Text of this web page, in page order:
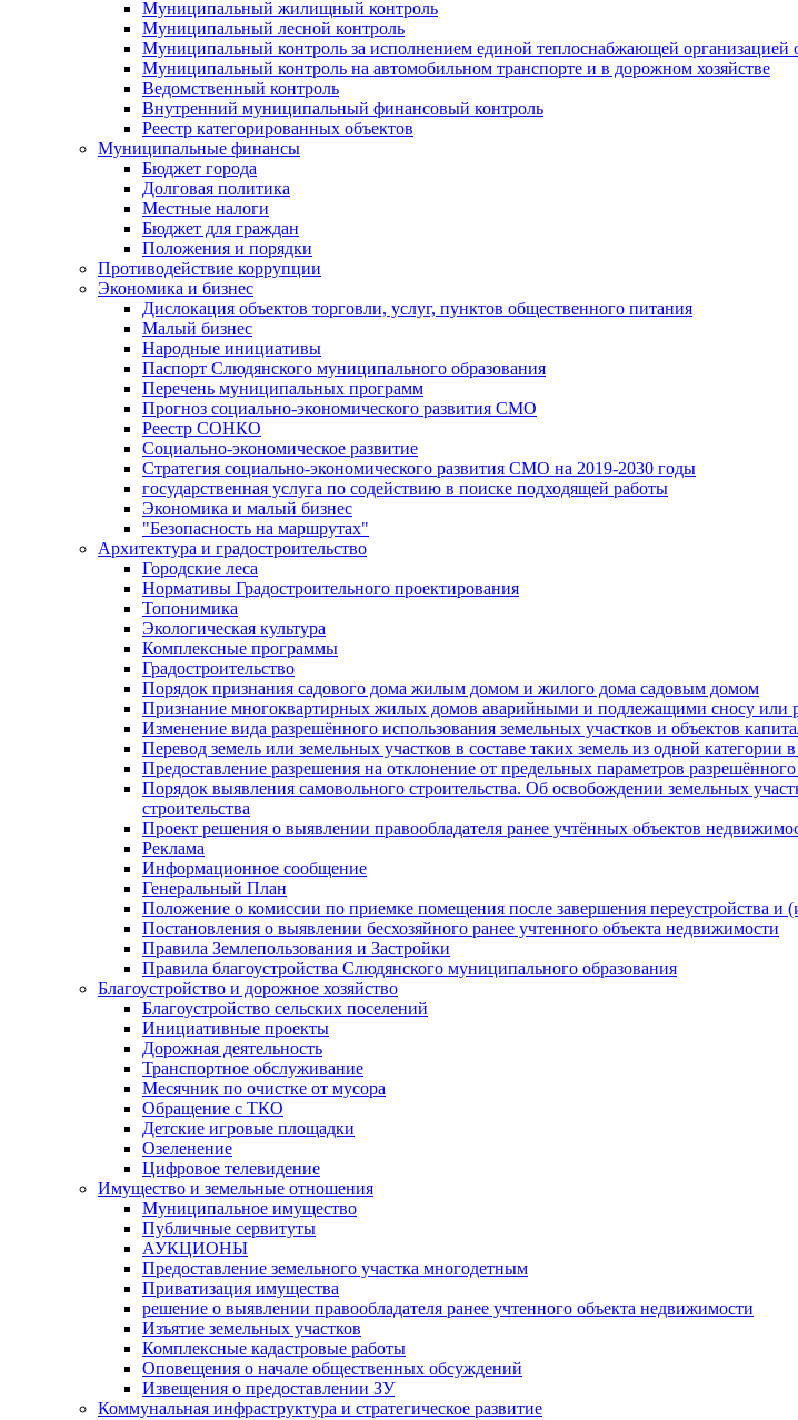
Муниципальный жилищный контроль
Муниципальный лесной контроль
Муниципальный контроль за исполнением единой теплоснабжающей организацией
Муниципальный контроль на автомобильном транспорте и в дорожном хозяйстве
Ведомственный контроль
Внутренний муниципальный финансовый контроль
Реестр категорированных объектов
Муниципальные финансы
Бюджет города
Долговая политика
Местные налоги
Бюджет для граждан
Положения и порядки
Противодействие коррупции
Экономика и бизнес
Дислокация объектов торговли, услуг, пунктов общественного питания
Малый бизнес
Народные инициативы
Паспорт Слюдянского муниципального образования
Перечень муниципальных программ
Прогноз социально-экономического развития СМО
Реестр СОНКО
Социально-экономическое развитие
Стратегия социально-экономического развития СМО на 2019-2030 годы
государственная услуга по содействию в поиске подходящей работы
Экономика и малый бизнес
"Безопасность на маршрутах"
Архитектура и градостроительство
Городские леса
Нормативы Градостроительного проектирования
Топонимика
Экологическая культура
Комплексные программы
Градостроительство
Порядок признания садового дома жилым домом и жилого дома садовым домом
Признание многоквартирных жилых домов аварийными и подлежащими сносу или
Изменение вида разрешённого использования земельных участков и объектов
Перевод земель или земельных участков в составе таких земель из одной
Предоставление разрешения на отклонение от предельных параметров
Порядок выявления самовольного строительства. Об освобождении земельных
строительства
Проект решения о выявлении правообладателя ранее учтённых объектов
Реклама
Информационное сообщение
Генеральный План
Положение о комиссии по приемке помещения после завершения переустройства и
Постановления о выявлении бесхозяйного ранее учтенного объекта недвижимости
Правила Землепользования и Застройки
Правила благоустройства Слюдянского муниципального образования
Благоустройство и дорожное хозяйство
Благоустройство сельских поселений
Инициативные проекты
Дорожная деятельность
Транспортное обслуживание
Месячник по очистке от мусора
Обращение с ТКО
Детские игровые площадки
Озеленение
Цифровое телевидение
Имущество и земельные отношения
Муниципальное имущество
Публичные сервитуты
АУКЦИОНЫ
Предоставление земельного участка многодетным
Приватизация имущества
решение о выявлении правообладателя ранее учтенного объекта недвижимости
Изъятие земельных участков
Комплексные кадастровые работы
Оповещения о начале общественных обсуждений
Извещения о предоставлении ЗУ
Коммунальная инфраструктура и стратегическое развитие